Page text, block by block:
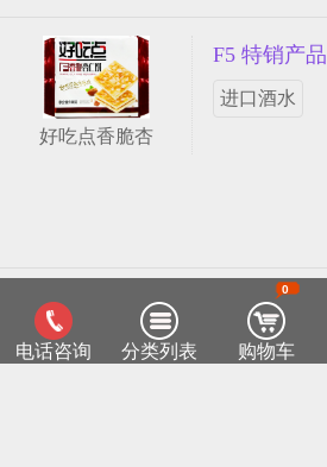
好吃点香脆杏
F5 特销产品
进口酒水
客服热线：0518-85811715
连云港菜篮子网
电话咨询 分类列表
0
购物车